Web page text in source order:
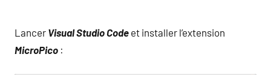
Lancer Visual Studio Code et installer l’extension
MicroPico :